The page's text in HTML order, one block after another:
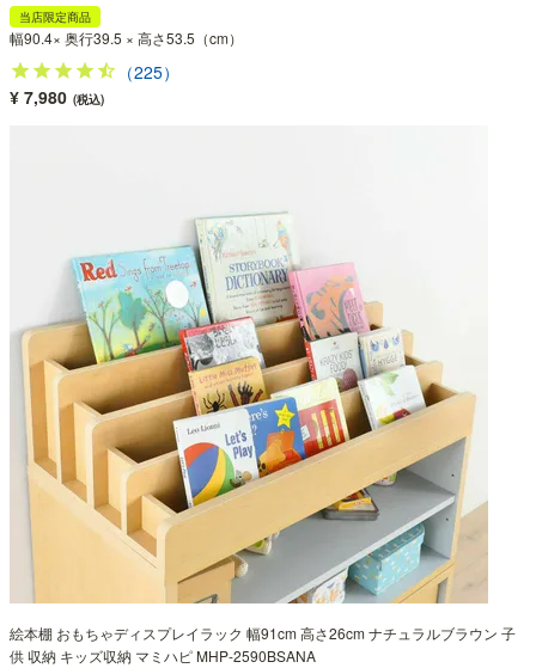
当店限定商品
幅90.4× 奥行39.5 × 高さ53.5（cm）
（225）
¥ 7,980 (税込)
絵本棚 おもちゃディスプレイラック 幅91cm 高さ26cm ナチュラルブラウン 子
供 収納 キッズ収納 マミハピ MHP-2590BSANA